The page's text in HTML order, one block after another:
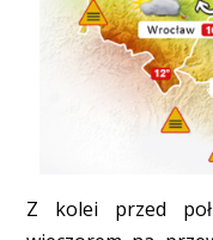
Z kolei przed